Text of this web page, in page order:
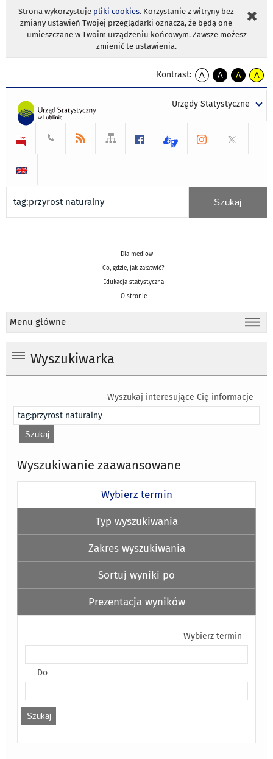
Strona wykorzystuje pliki cookies. Korzystanie z witryny bez
zmiany ustawień Twojej przeglądarki oznacza, że będą one
umieszczane w Twoim urządzeniu końcowym. Zawsze możesz
zmienić te ustawienia.
Kontrast:
A
kontrast
A
kontrast
tekst
czarnym
A
kontrast
tekst
czarnym
A
tekst
żółtym
Urzędy Statystyczne
Dla mediów
Co, gdzie, jak załatwić?
Edukacja statystyczna
O stronie
Menu główne
Wyszukiwarka
Wyszukaj interesujące Cię informacje
Wyszukiwanie zaawansowane
Wybierz termin
Typ wyszukiwania
Zakres wyszukiwania
Sortuj wyniki po
Prezentacja wyników
Wybierz termin
Do